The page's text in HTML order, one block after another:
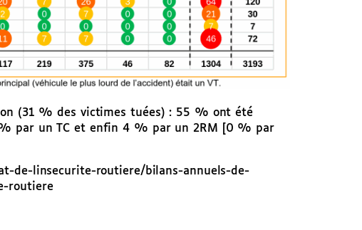
(31 % des victimes tuées) : 55 % ont été
par un TC et enfin 4 % par un 2RM [0 % par
de-linsecurite-routiere/bilans-annuels-de-
routiere